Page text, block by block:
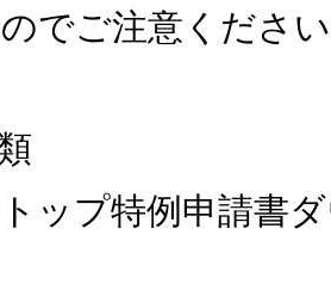
でご注意くださ
トップ特例申請書